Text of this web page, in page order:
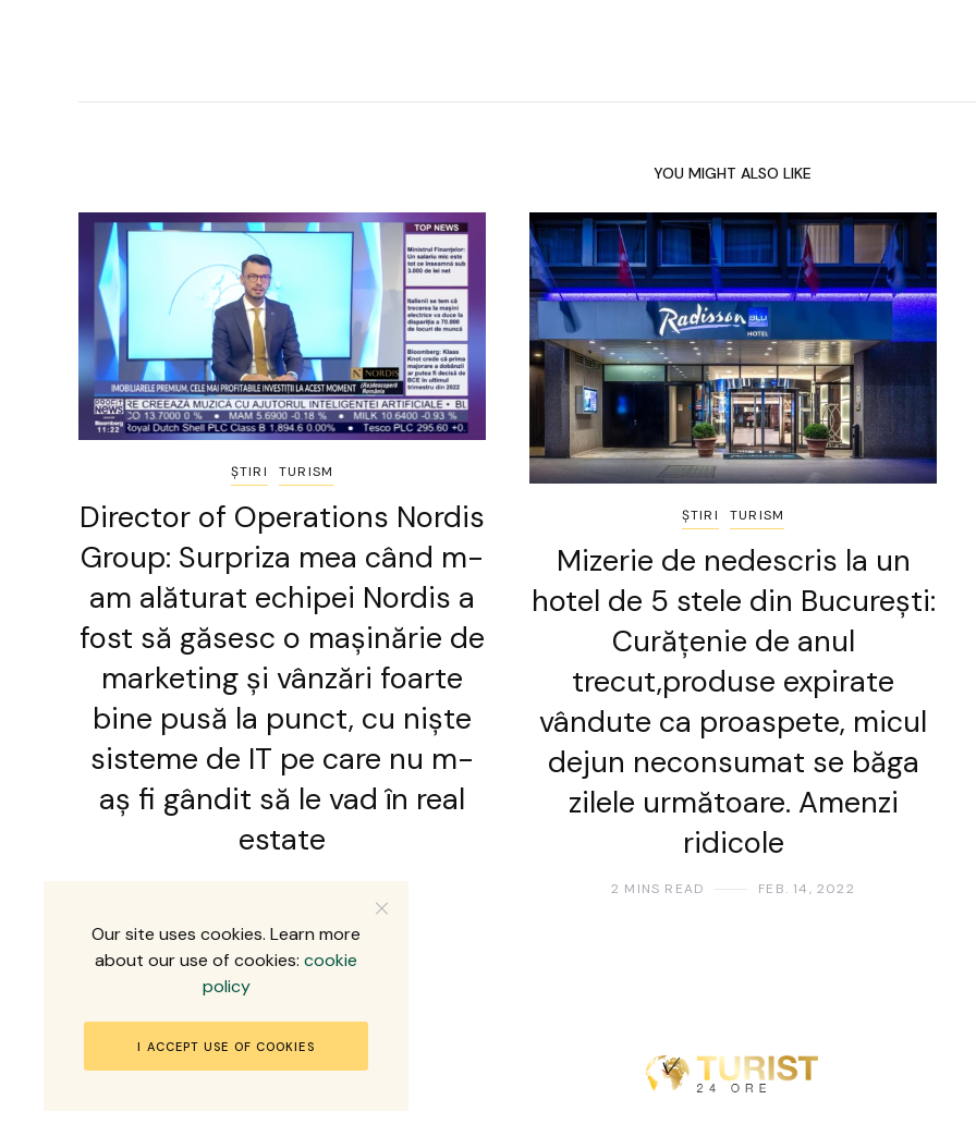
YOU MIGHT ALSO LIKE
ȘTIRI TURISM
Director of Operations Nordis
Group: Surpriza mea când m-
am alăturat echipei Nordis a
fost să găsesc o mașinărie de
marketing și vânzări foarte
bine pusă la punct, cu niște
sisteme de IT pe care nu m-
aș fi gândit să le vad în real
estate
ȘTIRI TURISM
Mizerie de nedescris la un
hotel de 5 stele din București:
Curățenie de anul
trecut,produse expirate
vândute ca proaspete, micul
dejun neconsumat se băga
zilele următoare. Amenzi
ridicole
2 MINS READ FEB. 14, 2022
Our site uses cookies. Learn more
about our use of cookies: cookie
policy
I ACCEPT USE OF COOKIES